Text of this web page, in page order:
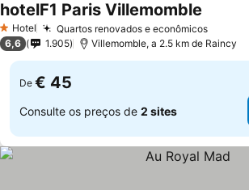
1 Estrelas
Hotel Quartos renovados e econômicos
hotelF1 Paris Villemomble
6,6 1.905 Villemomble, a 2.5 km de Raincy
De € 45
Consulte os preços de 2 sites